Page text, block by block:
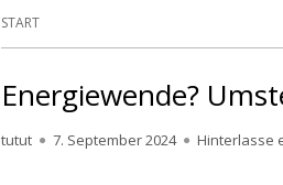
Primäres
START
Energiewende?
Autor
tutut
Veröffentlicht
7. September 2024 Hinterlasse